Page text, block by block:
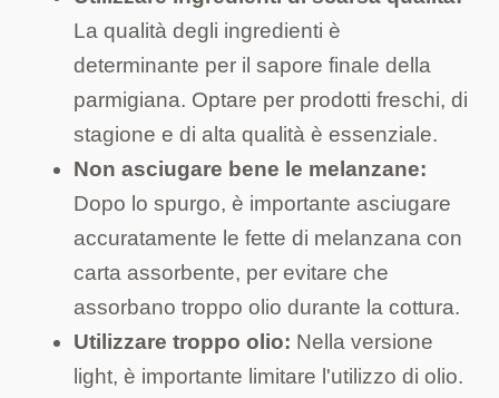
La qualità degli ingredienti è
determinante per il sapore finale della
parmigiana. Optare per prodotti freschi, di
stagione e di alta qualità è essenziale.
Non asciugare bene le melanzane:
Dopo lo spurgo, è importante asciugare
accuratamente le fette di melanzana con
carta assorbente, per evitare che
assorbano troppo olio durante la cottura.
Utilizzare troppo olio: Nella versione
light, è importante limitare l'utilizzo di olio.